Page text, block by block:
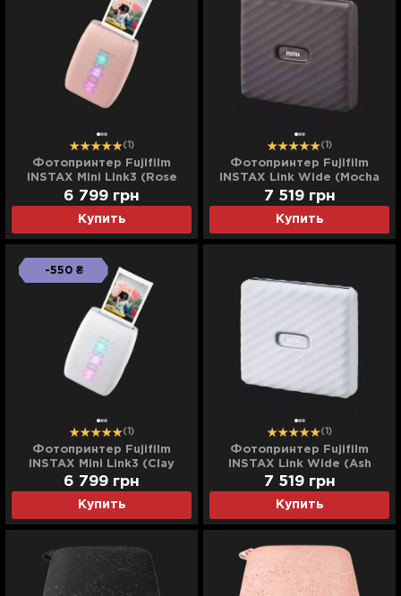
(1)
Фотопринтер Fujifilm
INSTAX Mini Link3 (Rose
Pink)
Купить
6 799 грн
(1)
Фотопринтер Fujifilm
INSTAX Link Wide (Mocha
Gray)
Купить
7 519 грн
-550 ₴
(1)
Фотопринтер Fujifilm
INSTAX Mini Link3 (Clay
White)
Купить
6 799 грн
(1)
Фотопринтер Fujifilm
INSTAX Link Wide (Ash
White)
Купить
7 519 грн